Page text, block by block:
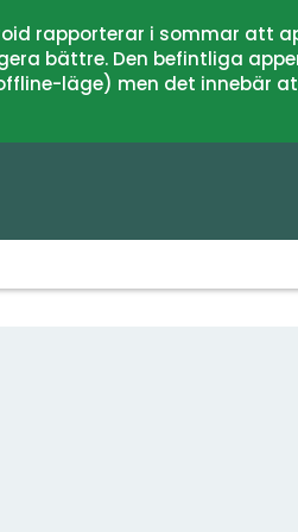
rapporterar i sommar att
bättre. Den befintliga
läge) men det innebär